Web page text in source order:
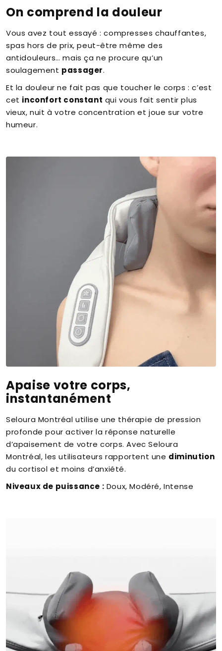
On comprend la douleur
Vous avez tout essayé : compresses chauffantes,
spas hors de prix, peut-être même des
antidouleurs… mais ça ne procure qu’un
soulagement passager.
Et la douleur ne fait pas que toucher le corps : c’est
cet inconfort constant qui vous fait sentir plus
vieux, nuit à votre concentration et joue sur votre
humeur.
Apaise votre corps,
instantanément
Seloura Montréal utilise une thérapie de pression
profonde pour activer la réponse naturelle
d’apaisement de votre corps. Avec Seloura
Montréal, les utilisateurs rapportent une diminution
du cortisol et moins d’anxiété.
Niveaux de puissance : Doux, Modéré, Intense